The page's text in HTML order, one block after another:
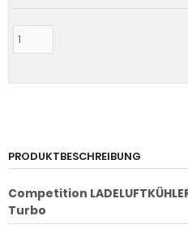
PRODUKTBESCHREIBUNG
Competition
Turbo